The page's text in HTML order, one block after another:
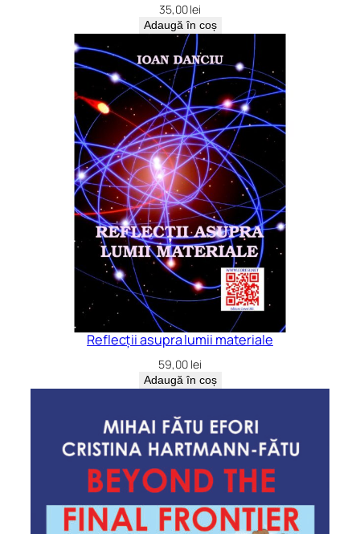
35,00lei
Adaugă în coș
Reflecții asupra lumii materiale
59,00 lei
Adaugă în coș